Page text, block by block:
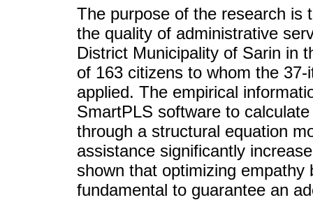
The purpose of the research is
the quality of administrative
District Municipality of Sarin in
of 163 citizens to whom the
applied. The empirical
SmartPLS software to
through a structural equation
assistance significantly
shown that optimizing
fundamental to guarantee an